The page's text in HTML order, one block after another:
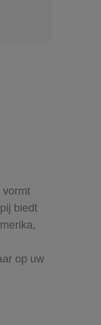
vormt
biedt
op uw